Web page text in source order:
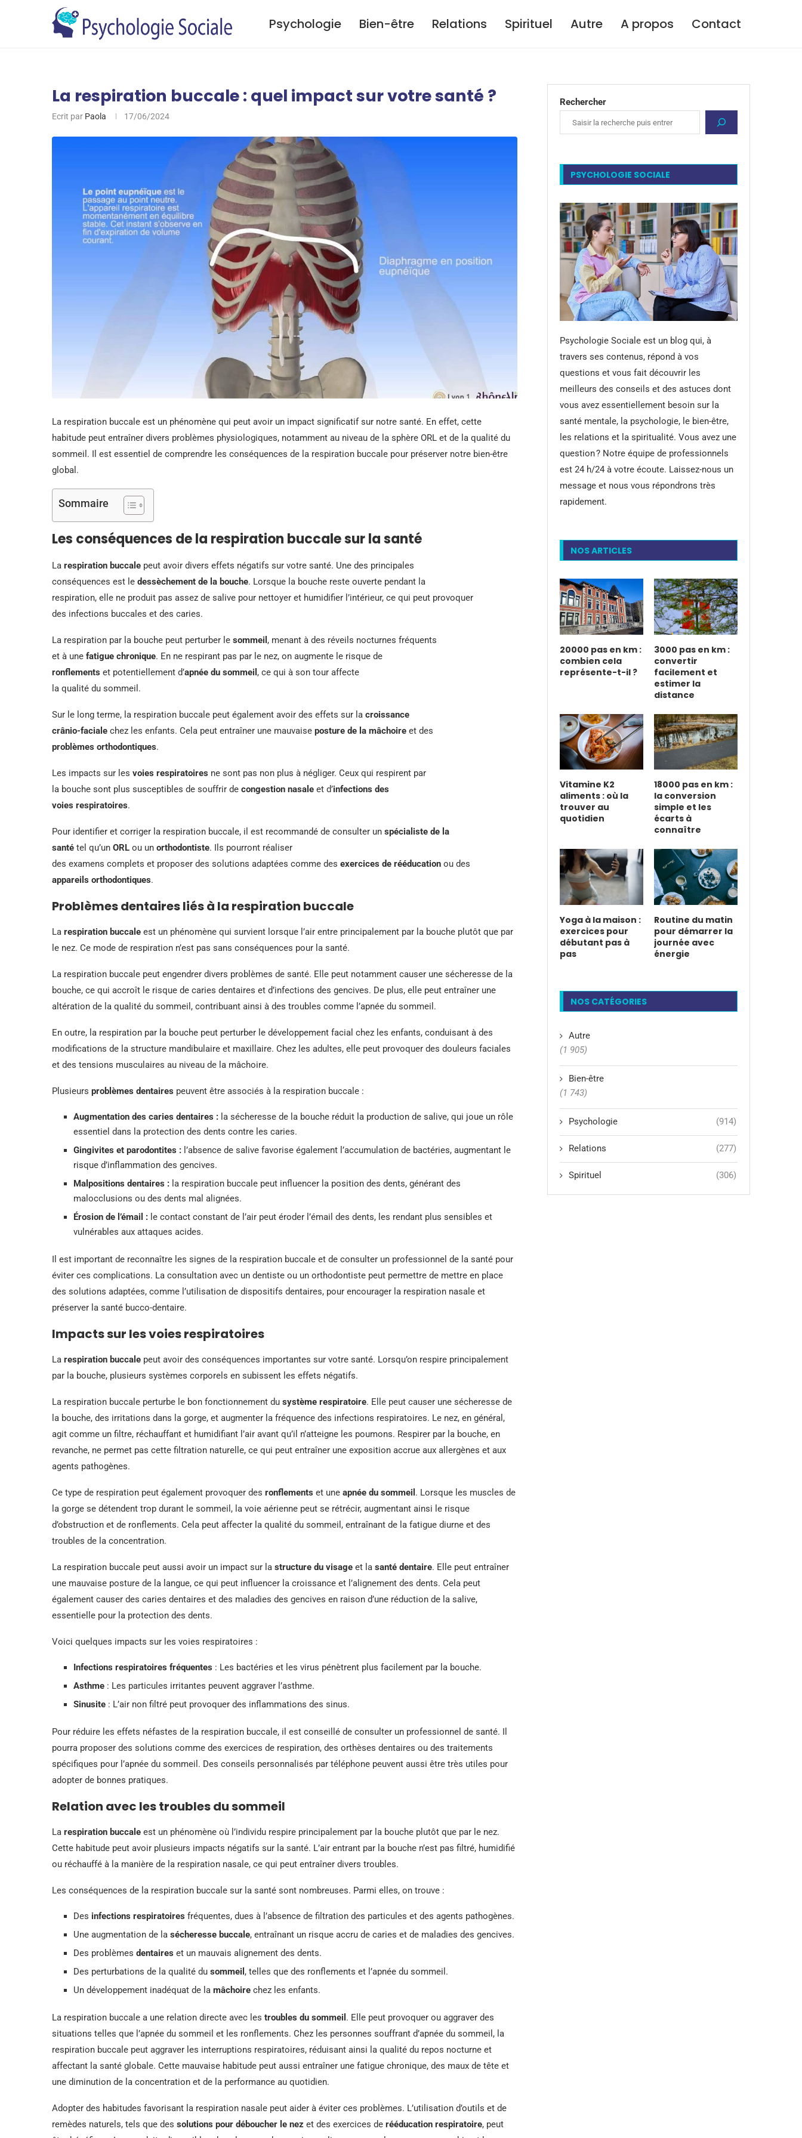
Psychologie Bien-être Relations Spirituel Autre A propos Contact
La respiration buccale : quel impact sur votre santé ?
Ecrit par Paola 17/06/2024
La respiration buccale est un phénomène qui peut avoir un impact significatif sur notre santé. En effet, cette
habitude peut entraîner divers problèmes physiologiques, notamment au niveau de la sphère ORL et de la qualité du
sommeil. Il est essentiel de comprendre les conséquences de la respiration buccale pour préserver notre bien-être
global.
Sommaire
Les conséquences de la respiration buccale sur la santé
La respiration buccale peut avoir divers effets négatifs sur votre santé. Une des principales
conséquences est le dessèchement de la bouche. Lorsque la bouche reste ouverte pendant la
respiration, elle ne produit pas assez de salive pour nettoyer et humidifier l’intérieur, ce qui peut provoquer
des infections buccales et des caries.
La respiration par la bouche peut perturber le sommeil , menant à des réveils nocturnes fréquents
et à une fatigue chronique. En ne respirant pas par le nez, on augmente le risque de
ronflements et potentiellement d’apnée du sommeil , ce qui à son tour affecte
la qualité du sommeil.
Sur le long terme, la respiration buccale peut également avoir des effets sur la croissance
crânio-faciale chez les enfants. Cela peut entraîner une mauvaise posture de la mâchoire et des
problèmes orthodontiques.
Les impacts sur les voies respiratoires ne sont pas non plus à négliger. Ceux qui respirent par
la bouche sont plus susceptibles de souffrir de congestion nasale et d’infections des
voies respiratoires.
Pour identifier et corriger la respiration buccale, il est recommandé de consulter un spécialiste de la
santé tel qu’un ORL ou un orthodontiste. Ils pourront réaliser
des examens complets et proposer des solutions adaptées comme des exercices de rééducation ou des
appareils orthodontiques.
Problèmes dentaires liés à la respiration buccale
La respiration buccale est un phénomène qui survient lorsque l’air entre principalement par la bouche plutôt que par
le nez. Ce mode de respiration n’est pas sans conséquences pour la santé.
La respiration buccale peut engendrer divers problèmes de santé. Elle peut notamment causer une sécheresse de la
bouche, ce qui accroît le risque de caries dentaires et d’infections des gencives. De plus, elle peut entraîner une
altération de la qualité du sommeil, contribuant ainsi à des troubles comme l’apnée du sommeil.
En outre, la respiration par la bouche peut perturber le développement facial chez les enfants, conduisant à des
modifications de la structure mandibulaire et maxillaire. Chez les adultes, elle peut provoquer des douleurs faciales
et des tensions musculaires au niveau de la mâchoire.
Plusieurs problèmes dentaires peuvent être associés à la respiration buccale :
Augmentation des caries dentaires : la sécheresse de la bouche réduit la production de salive, qui joue un rôle
essentiel dans la protection des dents contre les caries.
Gingivites et parodontites : l’absence de salive favorise également l’accumulation de bactéries, augmentant le
risque d’inflammation des gencives.
Malpositions dentaires : la respiration buccale peut influencer la position des dents, générant des
malocclusions ou des dents mal alignées.
Érosion de l’émail : le contact constant de l’air peut éroder l’émail des dents, les rendant plus sensibles et
vulnérables aux attaques acides.
Il est important de reconnaître les signes de la respiration buccale et de consulter un professionnel de la santé pour
éviter ces complications. La consultation avec un dentiste ou un orthodontiste peut permettre de mettre en place
des solutions adaptées, comme l’utilisation de dispositifs dentaires, pour encourager la respiration nasale et
préserver la santé bucco-dentaire.
Impacts sur les voies respiratoires
La respiration buccale peut avoir des conséquences importantes sur votre santé. Lorsqu’on respire principalement
par la bouche, plusieurs systèmes corporels en subissent les effets négatifs.
La respiration buccale perturbe le bon fonctionnement du système respiratoire. Elle peut causer une sécheresse de
la bouche, des irritations dans la gorge, et augmenter la fréquence des infections respiratoires. Le nez, en général,
agit comme un filtre, réchauffant et humidifiant l’air avant qu’il n’atteigne les poumons. Respirer par la bouche, en
revanche, ne permet pas cette filtration naturelle, ce qui peut entraîner une exposition accrue aux allergènes et aux
agents pathogènes.
Ce type de respiration peut également provoquer des ronflements et une apnée du sommeil . Lorsque les muscles de
la gorge se détendent trop durant le sommeil, la voie aérienne peut se rétrécir, augmentant ainsi le risque
d’obstruction et de ronflements. Cela peut affecter la qualité du sommeil, entraînant de la fatigue diurne et des
troubles de la concentration.
La respiration buccale peut aussi avoir un impact sur la structure du visage et la santé dentaire. Elle peut entraîner
une mauvaise posture de la langue, ce qui peut influencer la croissance et l’alignement des dents. Cela peut
également causer des caries dentaires et des maladies des gencives en raison d’une réduction de la salive,
essentielle pour la protection des dents.
Voici quelques impacts sur les voies respiratoires :
Infections respiratoires fréquentes : Les bactéries et les virus pénètrent plus facilement par la bouche.
Asthme : Les particules irritantes peuvent aggraver l’asthme.
Sinusite : L’air non filtré peut provoquer des inflammations des sinus.
Pour réduire les effets néfastes de la respiration buccale, il est conseillé de consulter un professionnel de santé. Il
pourra proposer des solutions comme des exercices de respiration, des orthèses dentaires ou des traitements
spécifiques pour l’apnée du sommeil. Des conseils personnalisés par téléphone peuvent aussi être très utiles pour
adopter de bonnes pratiques.
Relation avec les troubles du sommeil
La respiration buccale est un phénomène où l’individu respire principalement par la bouche plutôt que par le nez.
Cette habitude peut avoir plusieurs impacts négatifs sur la santé. L’air entrant par la bouche n’est pas filtré, humidifié
ou réchauffé à la manière de la respiration nasale, ce qui peut entraîner divers troubles.
Les conséquences de la respiration buccale sur la santé sont nombreuses. Parmi elles, on trouve :
Des infections respiratoires fréquentes, dues à l’absence de filtration des particules et des agents pathogènes.
Une augmentation de la sécheresse buccale, entraînant un risque accru de caries et de maladies des gencives.
Des problèmes dentaires et un mauvais alignement des dents.
Des perturbations de la qualité du sommeil , telles que des ronflements et l’apnée du sommeil.
Un développement inadéquat de la mâchoire chez les enfants.
La respiration buccale a une relation directe avec les troubles du sommeil . Elle peut provoquer ou aggraver des
situations telles que l’apnée du sommeil et les ronflements. Chez les personnes souffrant d’apnée du sommeil, la
respiration buccale peut aggraver les interruptions respiratoires, réduisant ainsi la qualité du repos nocturne et
affectant la santé globale. Cette mauvaise habitude peut aussi entraîner une fatigue chronique, des maux de tête et
une diminution de la concentration et de la performance au quotidien.
Adopter des habitudes favorisant la respiration nasale peut aider à éviter ces problèmes. L’utilisation d’outils et de
remèdes naturels, tels que des solutions pour déboucher le nez et des exercices de rééducation respiratoire, peut
Rechercher
PSYCHOLOGIE SOCIALE
Psychologie Sociale est un blog qui, à
travers ses contenus, répond à vos
questions et vous fait découvrir les
meilleurs des conseils et des astuces dont
vous avez essentiellement besoin sur la
santé mentale, la psychologie, le bien-être,
les relations et la spiritualité. Vous avez une
question ? Notre équipe de professionnels
est 24 h/24 à votre écoute. Laissez-nous un
message et nous vous répondrons très
rapidement.
NOS ARTICLES
20000 pas en km :
combien cela
représente-t-il ?
3000 pas en km :
convertir
facilement et
estimer la
distance
Vitamine K2
aliments : où la
trouver au
quotidien
18000 pas en km :
la conversion
simple et les
écarts à
connaître
Yoga à la maison :
exercices pour
débutant pas à
pas
Routine du matin
pour démarrer la
journée avec
énergie
NOS CATÉGORIES
Autre
(1 905)
Bien-être
(1 743)
Psychologie (914)
Relations (277)
Spirituel (306)